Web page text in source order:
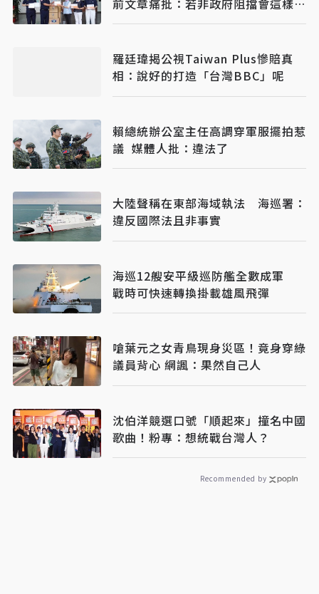
嗎？
羅廷瑋揭公視Taiwan Plus慘賠真
相：說好的打造「台灣BBC」呢
賴總統辦公室主任高調穿軍服擺拍惹
議 媒體人批：違法了
大陸聲稱在東部海域執法 海巡署：
違反國際法且非事實
海巡12艘安平級巡防艦全數成軍
戰時可快速轉換掛載雄風飛彈
嗆葉元之女青鳥現身災區！竟身穿綠
議員背心 網諷：果然自己人
沈伯洋競選口號「順起來」撞名中國
歌曲！粉專：想統戰台灣人？
Recommended by